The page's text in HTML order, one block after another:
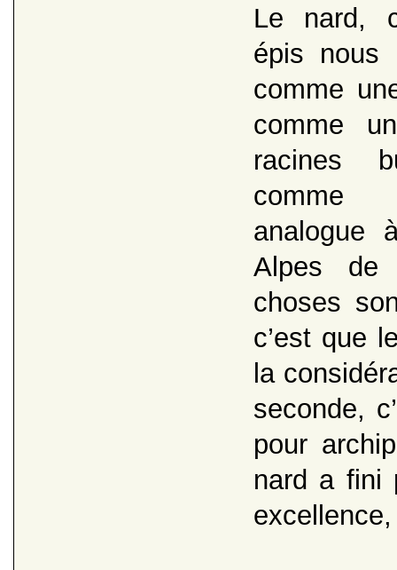
Le nard,
épis nous
comme
comme
racines
comme
analogue
Alpes de
choses
c’est que
la
seconde,
pour
nard a fini